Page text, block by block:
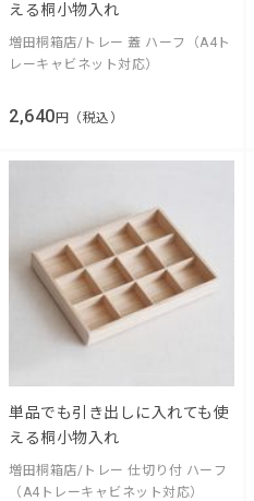
える桐小物入れ
増田桐箱店/トレー 蓋 ハーフ（A4ト
レーキャビネット対応）
2,640 円（税込）
単品でも引き出しに入れても使
える桐小物入れ
増田桐箱店/トレー 仕切り付 ハーフ
（A4トレーキャビネット対応）